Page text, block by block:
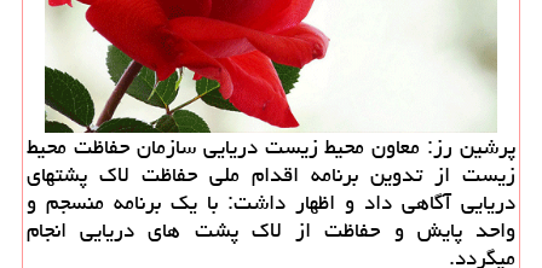
پرشین رز: معاون محیط زیست دریایی سازمان حفاظت محیط
زیست از تدوین برنامه اقدام ملی حفاظت لاك پشتهای
دریایی آگاهی داد و اظهار داشت: با یك برنامه منسجم و
واحد پایش و حفاظت از لاك پشت های دریایی انجام
میگردد.